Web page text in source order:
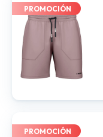
PROMOCIÓN
PROMOCIÓN